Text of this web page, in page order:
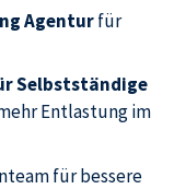
Agenturfür
Selbstständige
Entlastung im
für bessere